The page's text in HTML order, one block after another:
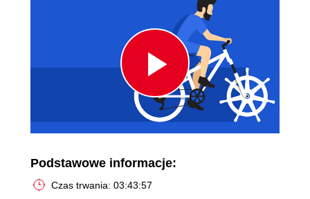
Play
Video
Podstawowe informacje:
Czas trwania: 03:43:57